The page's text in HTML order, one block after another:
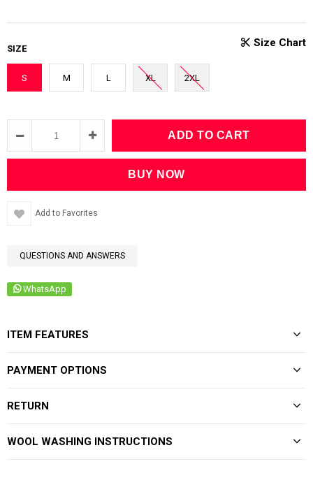
SIZE
S M L XL 2XL
Add to Favorites
QUESTIONS AND ANSWERS
WhatsApp
ITEM FEATURES
PAYMENT OPTIONS
RETURN
WOOL WASHING INSTRUCTIONS